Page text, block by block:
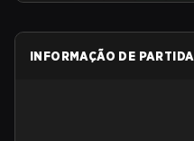
INFORMAÇÃO DE PARTIDA